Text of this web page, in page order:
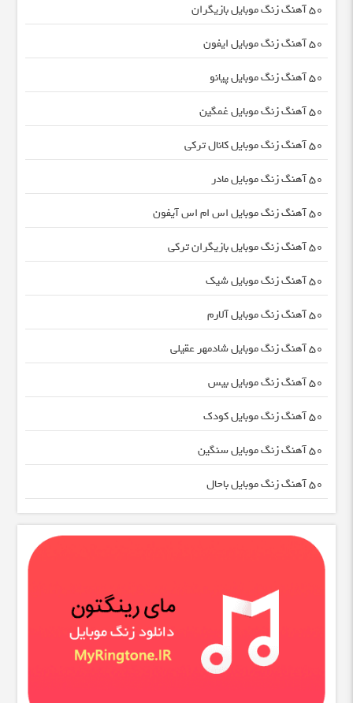
50 آهنگ زنگ موبایل بازیگران
50 آهنگ زنگ موبایل ایفون
50 آهنگ زنگ موبایل پیانو
50 آهنگ زنگ موبایل غمگین
50 آهنگ زنگ موبایل کانال ترکی
50 آهنگ زنگ موبایل مادر
50 آهنگ زنگ موبایل اس ام اس آیفون
50 آهنگ زنگ موبایل بازیگران ترکی
50 آهنگ زنگ موبایل شیک
50 آهنگ زنگ موبایل آلارم
50 آهنگ زنگ موبایل شادمهر عقیلی
50 آهنگ زنگ موبایل بیس
50 آهنگ زنگ موبایل کودک
50 آهنگ زنگ موبایل سنگین
50 آهنگ زنگ موبایل باحال